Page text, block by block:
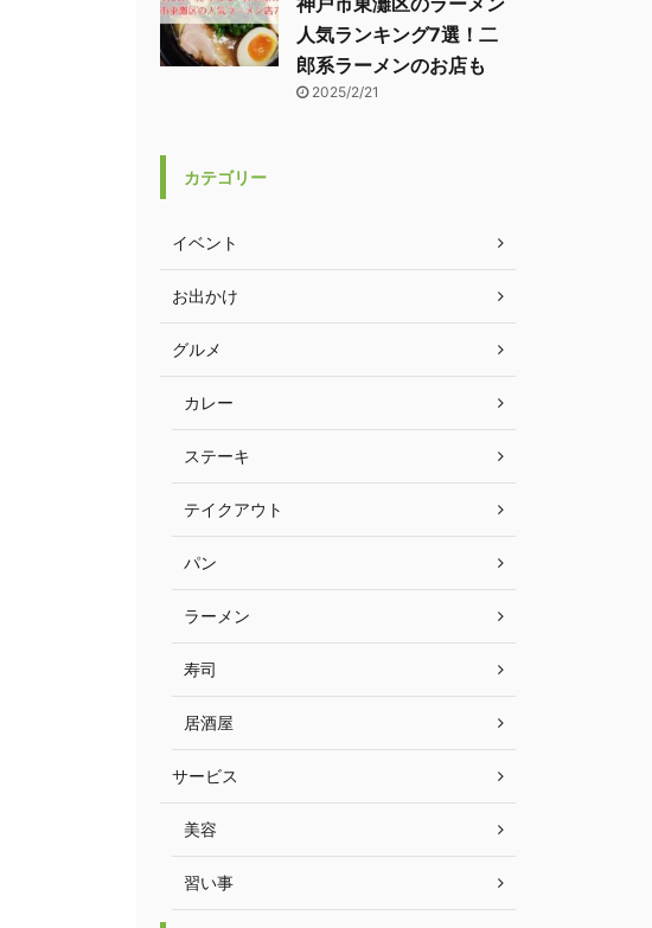
人気ランキング7選！二
郎系ラーメンのお店も
2025/2/21
カテゴリー
イベント
お出かけ
グルメ
カレー
ステーキ
テイクアウト
パン
ラーメン
寿司
居酒屋
サービス
美容
習い事